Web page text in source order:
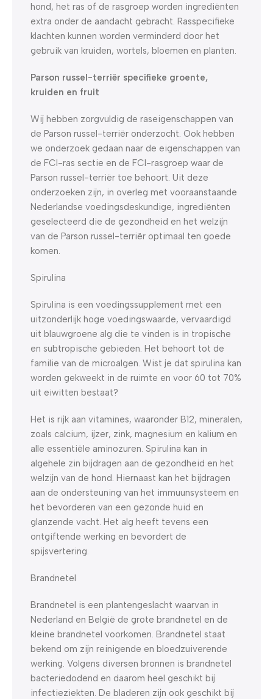
hond, het ras of de rasgroep worden ingrediënten
extra onder de aandacht gebracht. Rasspecifieke
klachten kunnen worden verminderd door het
gebruik van kruiden, wortels, bloemen en planten.
Parson russel-terriër specifieke groente,
kruiden en fruit
Wij hebben zorgvuldig de raseigenschappen van
de Parson russel-terriër onderzocht. Ook hebben
we onderzoek gedaan naar de eigenschappen van
de FCI-ras sectie en de FCI-rasgroep waar de
Parson russel-terriër toe behoort. Uit deze
onderzoeken zijn, in overleg met vooraanstaande
Nederlandse voedingsdeskundige, ingrediënten
geselecteerd die de gezondheid en het welzijn
van de Parson russel-terriër optimaal ten goede
komen.
Spirulina
Spirulina is een voedingssupplement met een
uitzonderlijk hoge voedingswaarde, vervaardigd
uit blauwgroene alg die te vinden is in tropische
en subtropische gebieden. Het behoort tot de
familie van de microalgen. Wist je dat spirulina kan
worden gekweekt in de ruimte en voor 60 tot 70%
uit eiwitten bestaat?
Het is rijk aan vitamines, waaronder B12, mineralen,
zoals calcium, ijzer, zink, magnesium en kalium en
alle essentiële aminozuren. Spirulina kan in
algehele zin bijdragen aan de gezondheid en het
welzijn van de hond. Hiernaast kan het bijdragen
aan de ondersteuning van het immuunsysteem en
het bevorderen van een gezonde huid en
glanzende vacht. Het alg heeft tevens een
ontgiftende werking en bevordert de
spijsvertering.
Brandnetel
Brandnetel is een plantengeslacht waarvan in
Nederland en België de grote brandnetel en de
kleine brandnetel voorkomen. Brandnetel staat
bekend om zijn reinigende en bloedzuiverende
werking. Volgens diversen bronnen is brandnetel
bacteriedodend en daarom heel geschikt bij
infectieziekten. De bladeren zijn ook geschikt bij